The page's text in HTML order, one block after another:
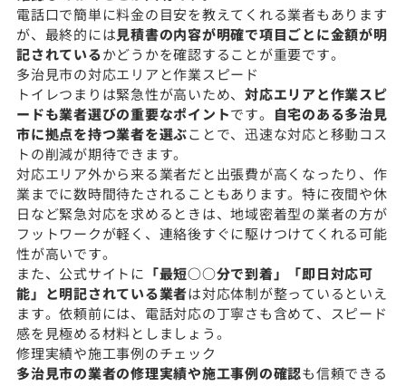
電話口で簡単に料金の目安を教えてくれる業者もあります
が、最終的には見積書の内容が明確で項目ごとに金額が明
記されているかどうかを確認することが重要です。
多治見市の対応エリアと作業スピード
トイレつまりは緊急性が高いため、 対応エリアと作業スピ
ードも業者選びの重要なポイントです。 自宅のある多治見
市に拠点を持つ業者を選ぶことで、迅速な対応と移動コス
トの削減が期待できます。
対応エリア外から来る業者だと出張費が高くなったり、作
業までに数時間待たされることもあります。特に夜間や休
日など緊急対応を求めるときは、地域密着型の業者の方が
フットワークが軽く、連絡後すぐに駆けつけてくれる可能
性が高いです。
また、公式サイトに 「最短○○分で到着」「即日対応可
能」と明記されている業者は対応体制が整っているといえ
ます。依頼前には、電話対応の丁寧さも含めて、スピード
感を見極める材料としましょう。
修理実績や施工事例のチェック
多治見市の業者の修理実績や施工事例の確認も信頼できる